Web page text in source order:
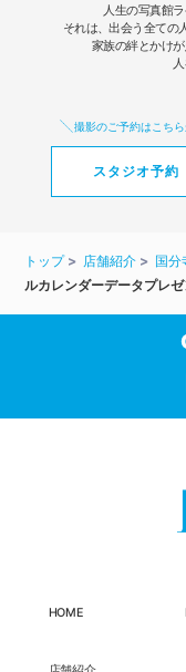
人生の写真館
それは、出会う全ての
家族の絆とかけ
撮影のご予約はこち
スタジオ予約
トップ 店舗紹介 国分
ルカレンダーデータプレゼ
HOME